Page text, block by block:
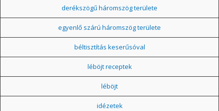
derékszögű háromszög területe
egyenlő szárú háromszög területe
béltisztítás keserűsóval
léböjt receptek
léböjt
idézetek